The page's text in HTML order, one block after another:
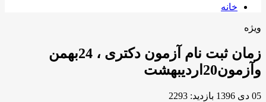
خانه
ویژه
زمان ثبت نام آزمون دکتری ، 24بهمن
وآزمون20اردیبهشت
05 دی 1396 بازدید: 2293